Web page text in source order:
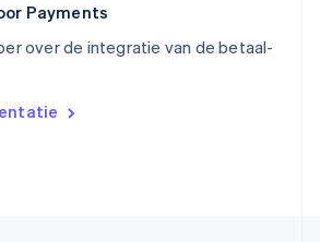
Payments
over de integratie van de betaal-